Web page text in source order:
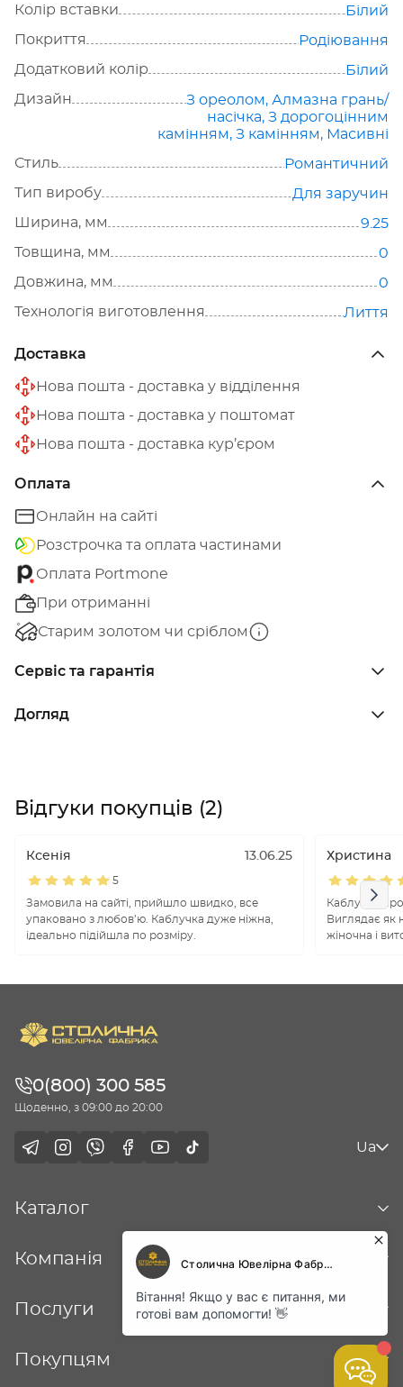
Колір вставки
Білий
Покриття
Родіювання
Додатковий колір
Білий
Дизайн
З ореолом, Алмазна грань/
насічка, З дорогоцінним
камінням, З камінням, Масивні
Стиль
Романтичний
Тип виробу
Для заручин
Ширина, мм
9.25
Товщина, мм
0
Довжина, мм
0
Технологія виготовлення
Лиття
Доставка
Нова пошта - доставка у відділення
Нова пошта - доставка у поштомат
Нова пошта - доставка кур’єром
Оплата
Онлайн на сайті
Розстрочка та оплата частинами
Оплата Portmone
При отриманні
Старим золотом чи сріблом
Сервіс та гарантія
Догляд
Відгуки покупців (2)
Ксенія 13.06.25
5
Замовила на сайті, прийшло швидко, все
упаковано з любов’ю. Каблучка дуже ніжна,
ідеально підійшла по розміру.
Христина
Каблучка
Виглядає як
жіночна і
0(800) 300 585
Щоденно, з 09:00 до 20:00
Ua
Каталог
Компанія
Послуги
Покупцям